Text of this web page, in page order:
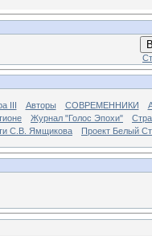
III Авторы СОВРЕМЕННИКИ
Журнал "Голос Эпохи"
С.В. Ямщикова Проект Белый